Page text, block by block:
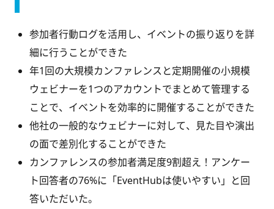
参加者行動ログを活用し、イベントの振り返りを詳
細に行うことができた
年1回の大規模カンファレンスと定期開催の小規模
ウェビナーを1つのアカウントでまとめて管理する
ことで、イベントを効率的に開催することができた
他社の一般的なウェビナーに対して、見た目や演出
の面で差別化することができた
カンファレンスの参加者満足度9割超え！アンケー
ト回答者の76%に「EventHubは使いやすい」と回
答いただいた。